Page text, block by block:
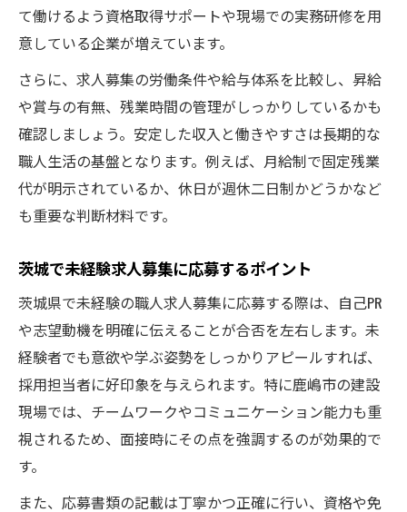
て働けるよう資格取得サポートや現場での実務研修を用
意している企業が増えています。
さらに、求人募集の労働条件や給与体系を比較し、昇給
や賞与の有無、残業時間の管理がしっかりしているかも
確認しましょう。安定した収入と働きやすさは長期的な
職人生活の基盤となります。例えば、月給制で固定残業
代が明示されているか、休日が週休二日制かどうかなど
も重要な判断材料です。
茨城で未経験求人募集に応募するポイント
茨城県で未経験の職人求人募集に応募する際は、自己PR
や志望動機を明確に伝えることが合否を左右します。未
経験者でも意欲や学ぶ姿勢をしっかりアピールすれば、
採用担当者に好印象を与えられます。特に鹿嶋市の建設
現場では、チームワークやコミュニケーション能力も重
視されるため、面接時にその点を強調するのが効果的で
す。
また、応募書類の記載は丁寧かつ正確に行い、資格や免